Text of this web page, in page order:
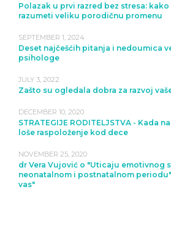
Polazak u prvi razred bez stresa:
razumeti veliku porodičnu promenu
SEPTEMBER 1, 2024
Deset najčešćih pitanja i nedoumica
psihologe
JULY 3, 2022
Zašto su ogledala dobra za razvoj
DECEMBER 10, 2020
STRATEGIJE RODITELJSTVA - Kada
loše raspoloženje kod dece
NOVEMBER 25, 2020
dr Vera Vujović o "Uticaju emotivnog
neonatalnom i postnatalnom
vas"